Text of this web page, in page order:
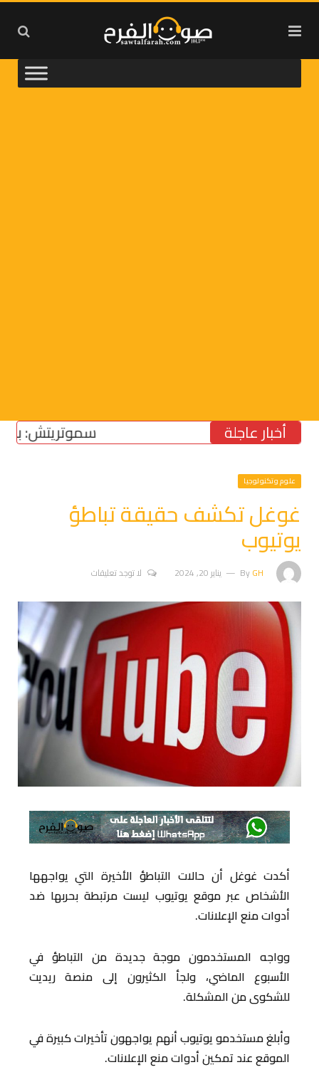
أخبار عاجلة سموتريتش: بقاء
علوم وتكنولوجيا
غوغل تكشف حقيقة تباطؤ
يوتيوب
ByGH يناير 20, 2024 لا توجد تعليقات
أكدت غوغل أن حالات التباطؤ الأخيرة التي يواجهها
الأشخاص عبر موقع يوتيوب ليست مرتبطة بحربها ضد
أدوات منع الإعلانات.
وواجه المستخدمون موجة جديدة من التباطؤ في
الأسبوع الماضي، ولجأ الكثيرون إلى منصة ريديت
للشكوى من المشكلة.
وأبلغ مستخدمو يوتيوب أنهم يواجهون تأخيرات كبيرة في
الموقع عند تمكين أدوات منع الإعلانات.